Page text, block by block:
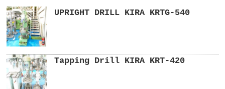
UPRIGHT DRILL KIRA KRTG-540
Tapping Drill KIRA KRT-420